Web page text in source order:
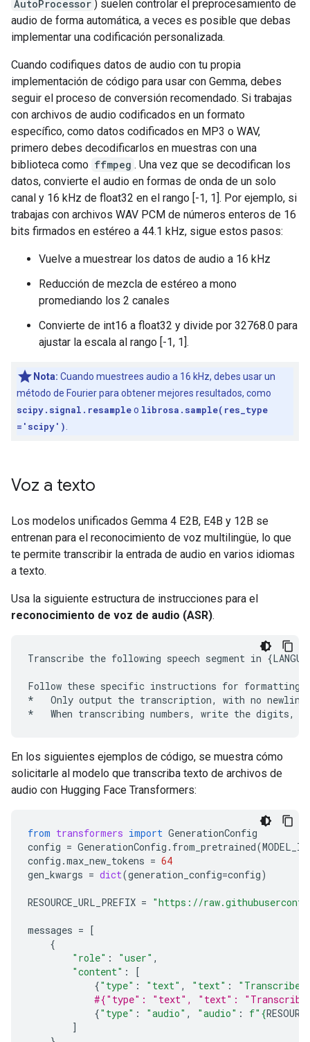
AutoProcessor ) suelen controlar el preprocesamiento de
audio de forma automática, a veces es posible que debas
implementar una codificación personalizada.
Cuando codifiques datos de audio con tu propia
implementación de código para usar con Gemma, debes
seguir el proceso de conversión recomendado. Si trabajas
con archivos de audio codificados en un formato
específico, como datos codificados en MP3 o WAV,
primero debes decodificarlos en muestras con una
biblioteca como ffmpeg . Una vez que se decodifican los
datos, convierte el audio en formas de onda de un solo
canal y 16 kHz de float32 en el rango [-1, 1]. Por ejemplo, si
trabajas con archivos WAV PCM de números enteros de 16
bits firmados en estéreo a 44.1 kHz, sigue estos pasos:
Vuelve a muestrear los datos de audio a 16 kHz
Reducción de mezcla de estéreo a mono
promediando los 2 canales
Convierte de int16 a float32 y divide por 32768.0 para
ajustar la escala al rango [-1, 1].
Nota: Cuando muestrees audio a 16 kHz, debes usar un
método de Fourier para obtener mejores resultados, como
scipy.signal.resampleo librosa.sample(res_type
='scipy')
Voz a texto
Los modelos unificados Gemma 4 E2B, E4B y 12B se
entrenan para el reconocimiento de voz multilingüe, lo que
te permite transcribir la entrada de audio en varios idiomas
a texto.
Usa la siguiente estructura de instrucciones para el
reconocimiento de voz de audio (ASR).
Transcribe the following speech segment in
Follow these specific instructions for formatting
*   Only output the transcription, with no
En los siguientes ejemplos de código, se muestra cómo
solicitarle al modelo que transcriba texto de archivos de
audio con Hugging Face Transformers:
from transformers import GenerationConfig
config = GenerationConfig . from_pretrained(MODEL_ID
config .max_new_tokens = 64
gen_kwargs = dict(generation_config=config)
RESOURCE_URL_PREFIX = "https://
messages = [
{
"role" : "user" ,
"content" :
[
{"type" : "text" , "text" :
"Transcribe
#{"type": "text", "text": "Transcribe
{"type" : "audio" , "audio" : f" {
]